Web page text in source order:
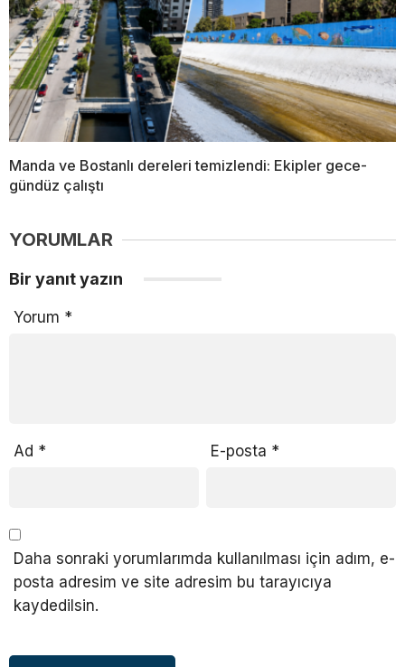
Manda ve Bostanlı dereleri temizlendi: Ekipler gece-
gündüz çalıştı
YORUMLAR
Bir yanıt yazın
Yorum *
Ad * E-posta *
Daha sonraki yorumlarımda kullanılması için adım, e-
posta adresim ve site adresim bu tarayıcıya
kaydedilsin.